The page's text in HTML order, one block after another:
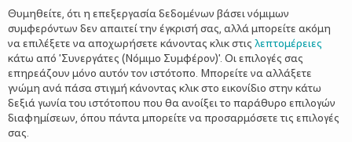
Σκέψου όμως αν πετάξεις;
Θυμηθείτε, ότι η επεξεργασία δεδομένων βάσει νόμιμων
συμφερόντων δεν απαιτεί την έγκρισή σας, αλλά μπορείτε ακόμη
να επιλέξετε να αποχωρήσετε κάνοντας κλικ στις λεπτομέρειες
κάτω από 'Συνεργάτες (Νόμιμο Συμφέρον)'. Οι επιλογές σας
επηρεάζουν μόνο αυτόν τον ιστότοπο. Μπορείτε να αλλάξετε
γνώμη ανά πάσα στιγμή κάνοντας κλικ στο εικονίδιο στην κάτω
δεξιά γωνία του ιστότοπου που θα ανοίξει το παράθυρο επιλογών
διαφημίσεων, όπου πάντα μπορείτε να προσαρμόσετε τις επιλογές
σας.